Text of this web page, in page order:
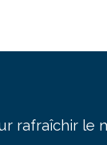
rafraîchir le